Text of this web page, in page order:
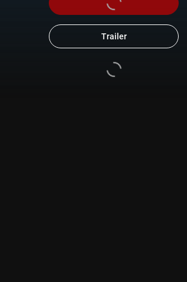
Trailer